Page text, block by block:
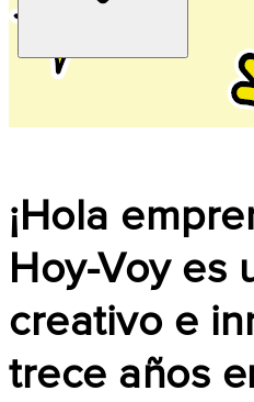
¡Hola
Hoy-Voy es
creativo e
trece años